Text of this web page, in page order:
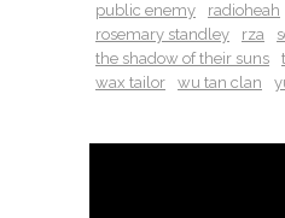
public enemy
radioheah
rosemary standley
rza
the shadow of their suns
wax tailor
wu tan clan